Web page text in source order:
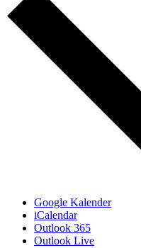
Google Kalender
iCalendar
Outlook 365
Outlook Live